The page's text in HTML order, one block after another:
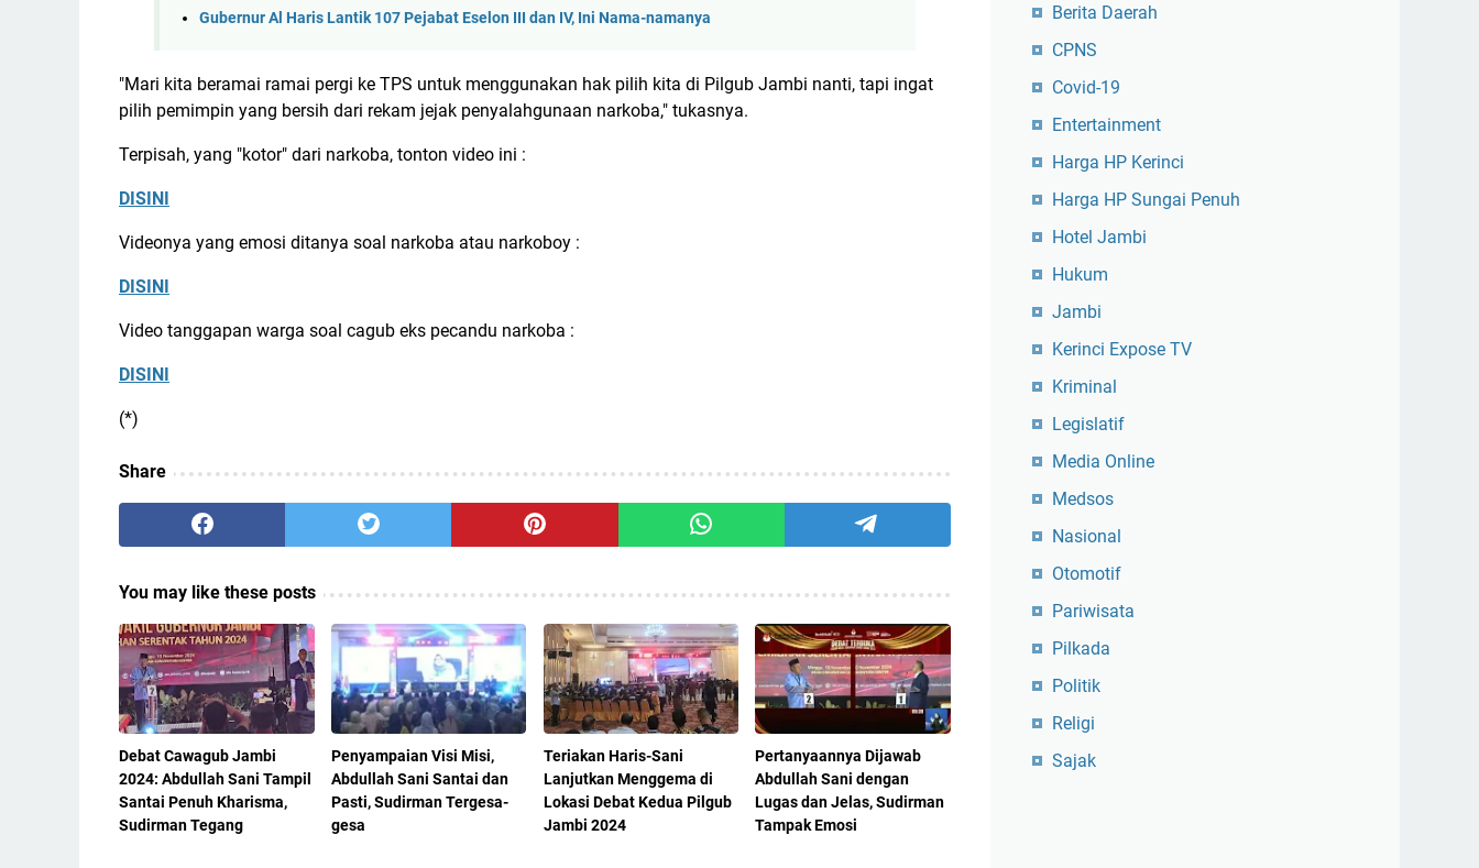
Gubernur Al Haris Lantik 107 Pejabat Eselon III dan IV, Ini Nama-namanya
"Mari kita beramai ramai pergi ke TPS untuk menggunakan hak pilih kita di Pilgub Jambi nanti, tapi ingat
pilih pemimpin yang bersih dari rekam jejak penyalahgunaan narkoba," tukasnya.
Terpisah, yang "kotor" dari narkoba, tonton video ini :
DISINI
Videonya yang emosi ditanya soal narkoba atau narkoboy :
DISINI
Video tanggapan warga soal cagub eks pecandu narkoba :
DISINI
(*)
Share
You may like these posts
Debat Cawagub Jambi
2024: Abdullah Sani Tampil
Santai Penuh Kharisma,
Sudirman Tegang
Penyampaian Visi Misi,
Abdullah Sani Santai dan
Pasti, Sudirman Tergesa-
gesa
Teriakan Haris-Sani
Lanjutkan Menggema di
Lokasi Debat Kedua Pilgub
Jambi 2024
Pertanyaannya Dijawab
Abdullah Sani dengan
Lugas dan Jelas, Sudirman
Tampak Emosi
Berita Daerah
CPNS
Covid-19
Entertainment
Harga HP Kerinci
Harga HP Sungai Penuh
Hotel Jambi
Hukum
Jambi
Kerinci Expose TV
Kriminal
Legislatif
Media Online
Medsos
Nasional
Otomotif
Pariwisata
Pilkada
Politik
Religi
Sajak